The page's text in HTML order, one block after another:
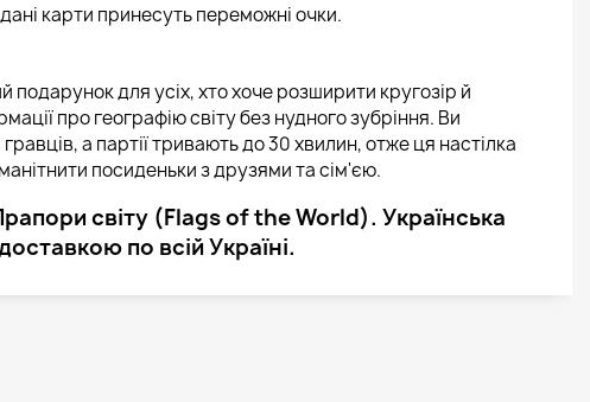
карти принесуть переможні очки.
подарунок для усіх, хто хоче розширити кругозір й
про географію світу без нудного зубріння. Ви
а партії тривають до 30 хвилин, отже ця настілка
посиденьки з друзями та сім'єю.
світу (Flags of the World). Українська
по всій Україні.